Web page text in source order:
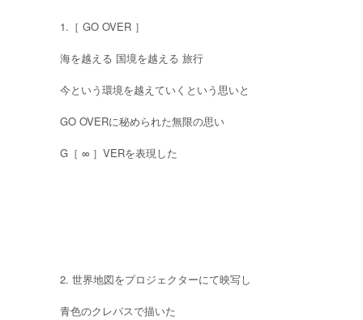
1.［ GO OVER ］
海を越える 国境を越える 旅行
今という環境を越えていくという思いと
GO OVERに秘められた無限の思い
G［ ∞ ］VERを表現した
2. 世界地図をプロジェクターにて映写し
青色のクレパスで描いた